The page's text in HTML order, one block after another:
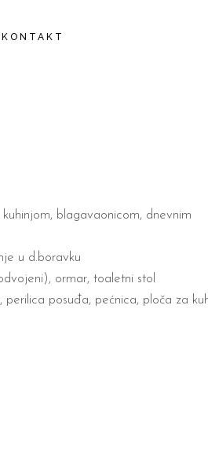
KONTAKT
blagavaonicom, dnevnim
u d.boravku
ormar, toaletni stol
posuđa, pećnica, ploča za